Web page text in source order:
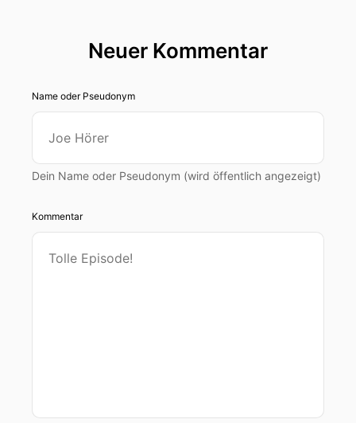
Neuer Kommentar
Name oder Pseudonym
Dein Name oder Pseudonym (wird öffentlich angezeigt)
Kommentar